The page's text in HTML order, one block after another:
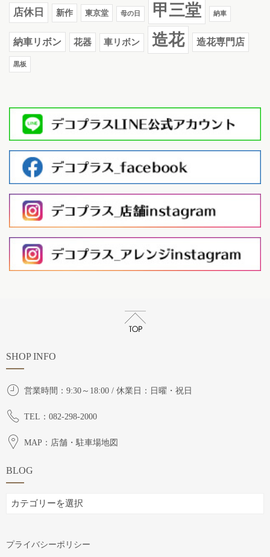
店休日 新作 東京堂 母の日 甲三堂 納車
納車リボン 花器 車リボン 造花 造花専門店
黒板
SHOP INFO
営業時間：9:30～18:00 / 休業日：日曜・祝日
TEL：082-298-2000
MAP：店舗・駐車場地図
BLOG
BLOG
プライバシーポリシー